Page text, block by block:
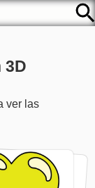
3D
ver las